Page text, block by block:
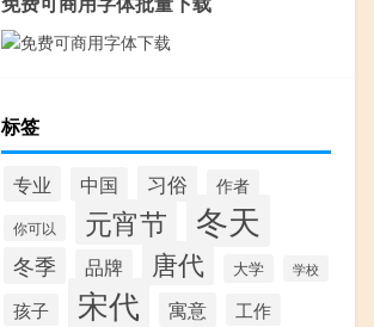
标签
专业 中国 习俗 作者
你可以 元宵节 冬天
冬季 品牌 唐代 大学 学校
孩子 宋代 寓意 工作